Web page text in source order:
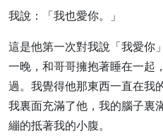
我說：「我也愛你。」
這是他第一次對我說「我愛你
一晚，和哥哥擁抱著睡在一起
過。我覺得他那東西一直在我
我裏面充滿了他，我的腦子裏
繃的抵著我的小腹。